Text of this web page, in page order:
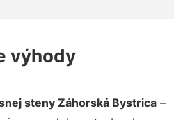
výhody
steny Záhorská Bystrica –